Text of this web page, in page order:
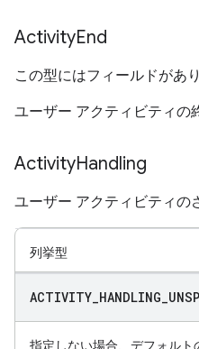
ActivityEnd
この型にはフィールドがあ
ユーザー アクティビティの
ActivityHandling
ユーザー アクティビティの
列挙型
ACTIVITY HANDLING
指定しない場合、デフォルト